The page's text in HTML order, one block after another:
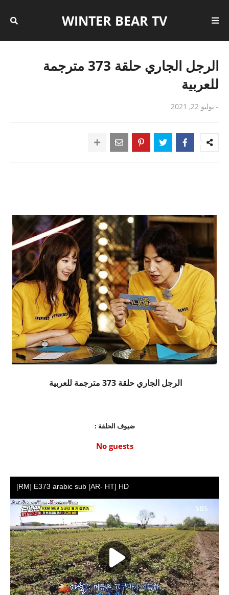
WINTER BEAR TV
الرجل الجاري حلقة 373 مترجمة
للعربية
- يوليو 22, 2021
الرجل الجاري حلقة 373 مترجمة للعربية
ضيوف الحلقة :
No guests